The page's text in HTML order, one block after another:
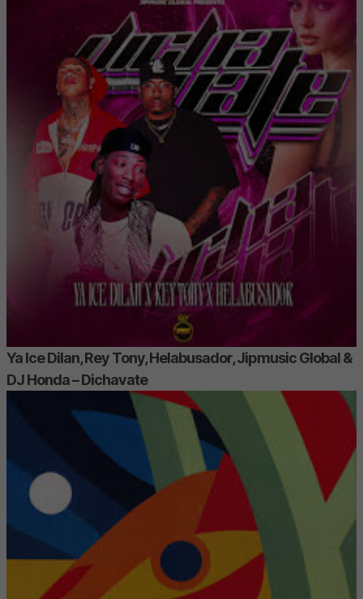
Ya Ice Dilan, Rey Tony, Helabusador, Jipmusic Global &
DJ Honda – Dichavate